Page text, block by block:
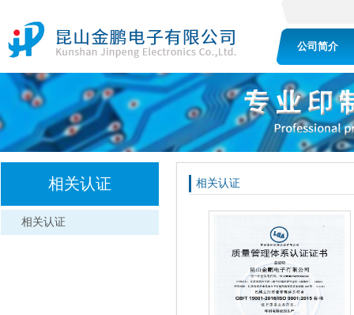
公司简介
相关认证
相关认证
相关认证